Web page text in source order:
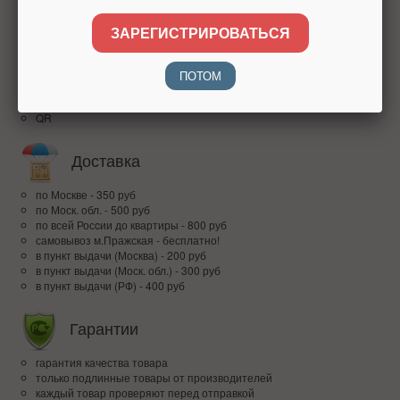
доверие покупателей по всей России
Оплата
наличными при получении
QR
Доставка
по Москве - 350 руб
по Моск. обл. - 500 руб
по всей Росcии до квартиры - 800 руб
самовывоз м.Пражская - бесплатно!
в пункт выдачи (Москва) - 200 руб
в пункт выдачи (Моск. обл.) - 300 руб
в пункт выдачи (РФ) - 400 руб
Гарантии
гарантия качества товара
только подлинные товары от производителей
каждый товар проверяют перед отправкой
ЗАРЕГИСТРИРОВАТЬСЯ
ПОТОМ